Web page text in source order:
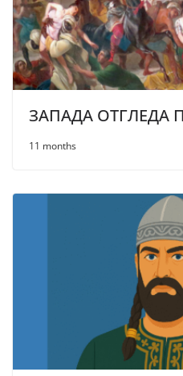
ЗАПАДА ОТГЛЕДА
11 months